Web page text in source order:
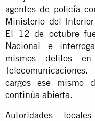
agentes de policía
Ministerio del
El 12 de octubre
Nacional e
mismos delitos
cargos ese mismo
continúa abierta.
Autoridades